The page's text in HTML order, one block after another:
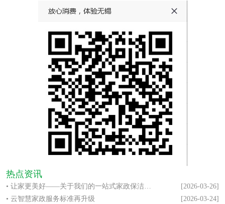
热点资讯
[2026-03-26]
• 云智慧家政服务标准再升级
[2026-03-24]